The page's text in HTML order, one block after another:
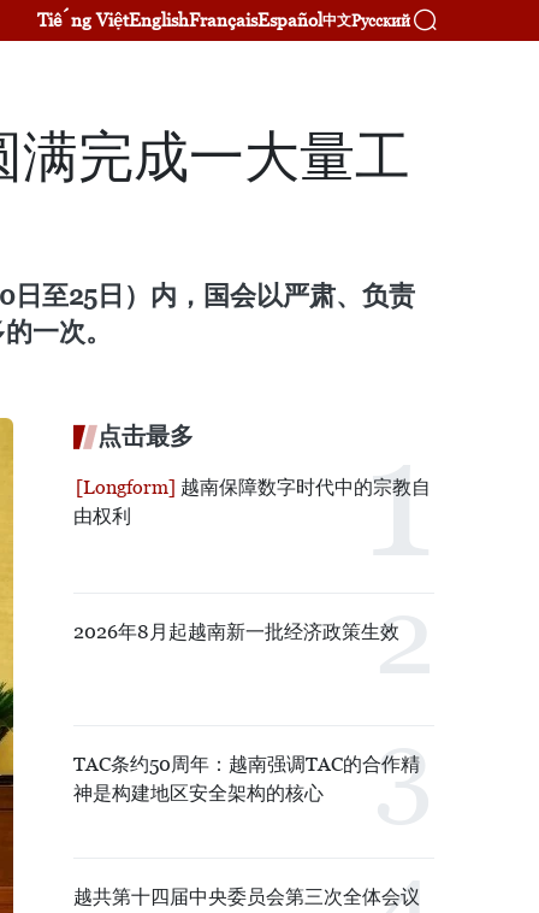
Tiếng ViệtEnglishFrançaisEspañol中文Русский
满完成一大量工
日至25日）内，国会以严肃、负责
一次。
点击最多
越南保障数字时代中的宗教自
由权利
2026年8月起越南新一批经济政策生效
TAC条约50周年：越南强调TAC的合作精
神是构建地区安全架构的核心
越共第十四届中央委员会第三次全体会议